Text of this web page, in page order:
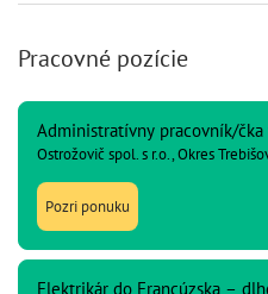
Pracovné pozície
Administratívny pracovník/
Ostrožovič spol. s r.o., Okres
Pozri ponuku
Elektrikár do Francúzska –